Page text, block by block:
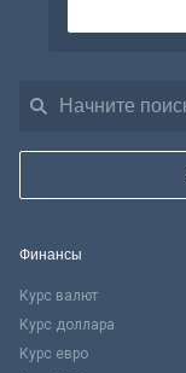
Финансы
Курс валют
Курс доллара
Курс евро